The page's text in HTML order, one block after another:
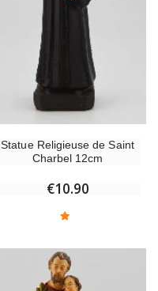
Statue Religieuse de Saint
Charbel 12cm
€10.90